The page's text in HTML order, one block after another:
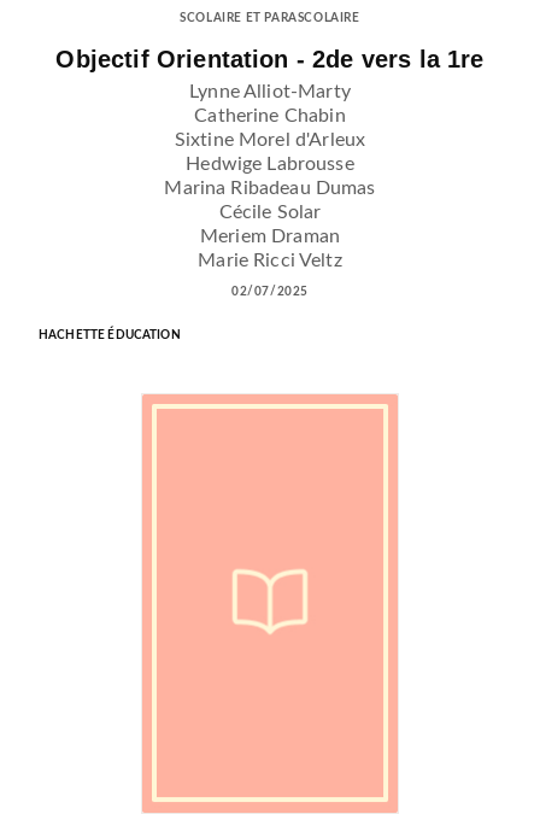
SCOLAIRE ET PARASCOLAIRE
Objectif Orientation - 2de vers la 1re
Lynne Alliot-Marty
Catherine Chabin
Sixtine Morel d'Arleux
Hedwige Labrousse
Marina Ribadeau Dumas
Cécile Solar
Meriem Draman
Marie Ricci Veltz
02/07/2025
HACHETTE ÉDUCATION